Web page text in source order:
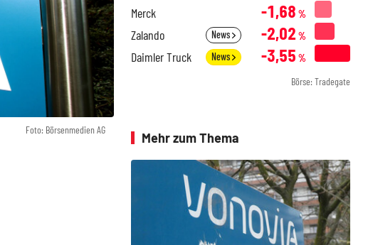
Foto: Börsenmedien AG
Merck -1,68 %
Zalando News -2,02 %
Daimler Truck News -3,55 %
Börse: Tradegate
Mehr zum Thema